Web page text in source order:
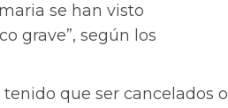
se han visto
grave”, según los
que ser cancelados o